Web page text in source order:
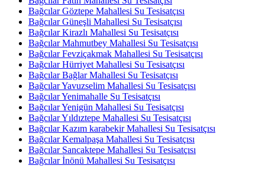
Bağcılar Göztepe Mahallesi Su Tesisatçısı
Bağcılar Güneşli Mahallesi Su Tesisatçısı
Bağcılar Kirazlı Mahallesi Su Tesisatçısı
Bağcılar Mahmutbey Mahallesi Su Tesisatçısı
Bağcılar Fevziçakmak Mahallesi Su Tesisatçısı
Bağcılar Hürriyet Mahallesi Su Tesisatçısı
Bağcılar Bağlar Mahallesi Su Tesisatçısı
Bağcılar Yavuzselim Mahallesi Su Tesisatçısı
Bağcılar Yenimahalle Su Tesisatçısı
Bağcılar Yenigün Mahallesi Su Tesisatçısı
Bağcılar Yıldıztepe Mahallesi Su Tesisatçısı
Bağcılar Kazım karabekir Mahallesi Su Tesisatçısı
Bağcılar Kemalpaşa Mahallesi Su Tesisatçısı
Bağcılar Sancaktepe Mahallesi Su Tesisatçısı
Bağcılar İnönü Mahallesi Su Tesisatçısı